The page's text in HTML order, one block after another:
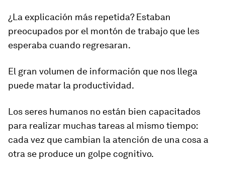
¿La explicación más repetida? Estaban
preocupados por el montón de trabajo que les
esperaba cuando regresaran.
El gran volumen de información que nos llega
puede matar la productividad.
Los seres humanos no están bien capacitados
para realizar muchas tareas al mismo tiempo:
cada vez que cambian la atención de una cosa a
otra se produce un golpe cognitivo.